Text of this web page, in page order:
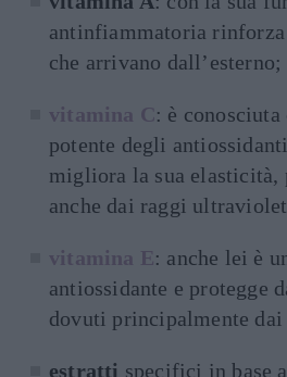
antinfiammatoria rinforza
che arrivano dall’esterno;
vitamina C: è
potente degli
migliora la sua elasticità,
anche dai raggi
vitamina E: anche lei è
antiossidante e protegge
dovuti principalmente
estratti specifici in base